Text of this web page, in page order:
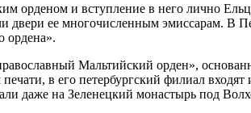
орденом и вступление в него лично
ее многочисленным эмиссарам. В
ордена».
Мальтийский орден»,
в его петербургский филиал входят
даже на Зеленецкий монастырь под